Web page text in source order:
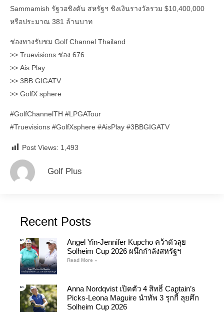
Sammamish รัฐวอชิงตัน สหรัฐฯ ชิงเงินรางวัลรวม $10,400,000
หรือประมาณ 381 ล้านบาท
ช่องทางรับชม Golf Channel Thailand
>> Truevisions ช่อง 676
>> Ais Play
>> 3BB GIGATV
>> GolfX sphere
#GolfChannelTH #LPGATour
#Truevisions #GolfXsphere #AisPlay #3BBGIGATV
Post Views: 1,493
Golf Plus
Recent Posts
Angel Yin-Jennifer Kupcho คว้าตั๋วลุย
Solheim Cup 2026 ผนึกกำลังสหรัฐฯ
Read More »
Anna Nordqvist เปิดตัว 4 สิทธิ์ Captain’s
Picks-Leona Maguire นำทัพ 3 รุกกี้ ลุยศึก
Solheim Cup 2026